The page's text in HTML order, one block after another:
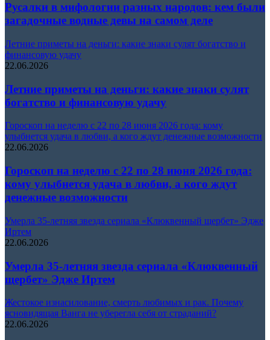
Русалки в мифологии разных народов: кем были
загадочные водные девы на самом деле
Летние приметы на деньги: какие знаки сулят богатство и
финансовую удачу
22.06.2026
Летние приметы на деньги: какие знаки сулят
богатство и финансовую удачу
Гороскоп на неделю с 22 по 28 июня 2026 года: кому
улыбнется удача в любви, а кого ждут денежные возможности
22.06.2026
Гороскоп на неделю с 22 по 28 июня 2026 года:
кому улыбнется удача в любви, а кого ждут
денежные возможности
Умерла 35-летняя звезда сериала «Клюквенный щербет» Эдже
Иртем
22.06.2026
Умерла 35-летняя звезда сериала «Клюквенный
щербет» Эдже Иртем
Жестокое изнасилование, смерть любимых и рак. Почему
ясновидящая Ванга не уберегла себя от страданий?
22.06.2026